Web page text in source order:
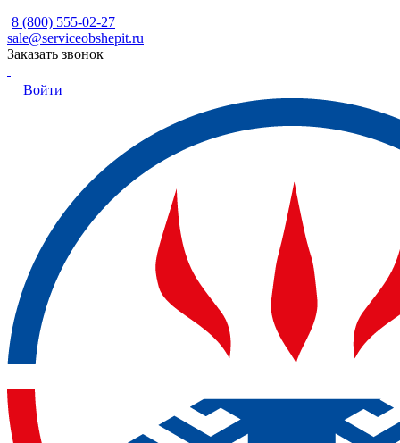
8 (800) 555-02-27
sale@serviceobshepit.ru
Заказать звонок
Войти